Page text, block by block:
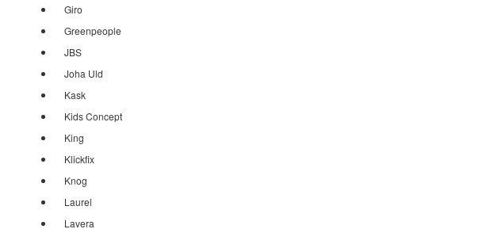
Giro
Greenpeople
JBS
Joha Uld
Kask
Kids Concept
King
Klickfix
Knog
Laurel
Lavera